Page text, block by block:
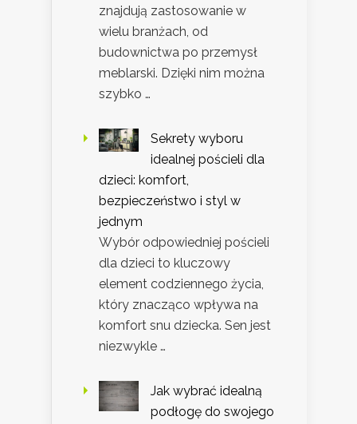
znajdują zastosowanie w
wielu branżach, od
budownictwa po przemysł
meblarski. Dzięki nim można
szybko …
Sekrety wyboru
idealnej pościeli dla
dzieci: komfort,
bezpieczeństwo i styl w
jednym
Wybór odpowiedniej pościeli
dla dzieci to kluczowy
element codziennego życia,
który znacząco wpływa na
komfort snu dziecka. Sen jest
niezwykle …
Jak wybrać idealną
podłogę do swojego